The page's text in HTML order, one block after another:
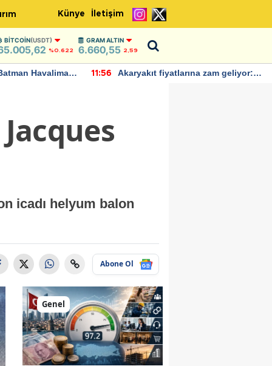
Künye İletişim
BITCOIN(USDT)
%0.622
GRAM ALTIN
6.660,55 2,59
Havalimanı
11:56
Akaryakıt fiyatlarına zam geliyor:
icadı helyum balon
Abone Ol
Genel